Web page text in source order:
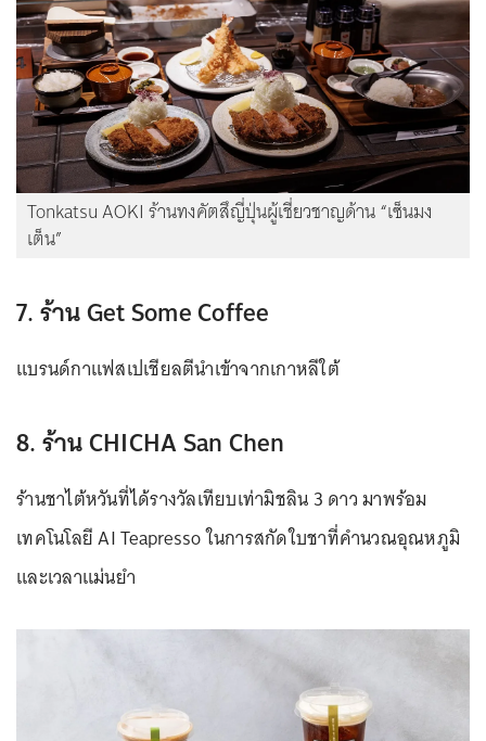
Tonkatsu AOKI ร้านทงคัตสึญี่ปุ่นผู้เชี่ยวชาญด้าน “เซ็นมง
เต็น”
7. ร้าน Get Some Coffee
แบรนด์กาแฟสเปเชียลตีนำเข้าจากเกาหลีใต้
8. ร้าน CHICHA San Chen
ร้านชาไต้หวันที่ได้รางวัลเทียบเท่ามิชลิน 3 ดาว มาพร้อม
เทคโนโลยี AI Teapresso ในการสกัดใบชาที่คำนวณอุณหภูมิ
และเวลาแม่นยำ